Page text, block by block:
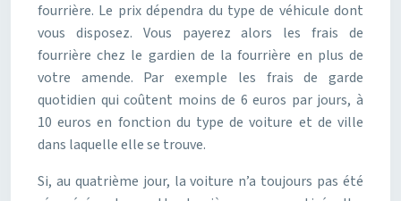
fourrière. Le prix dépendra du type de véhicule dont
vous disposez. Vous payerez alors les frais de
fourrière chez le gardien de la fourrière en plus de
votre amende. Par exemple les frais de garde
quotidien qui coûtent moins de 6 euros par jours, à
10 euros en fonction du type de voiture et de ville
dans laquelle elle se trouve.
Si, au quatrième jour, la voiture n’a toujours pas été